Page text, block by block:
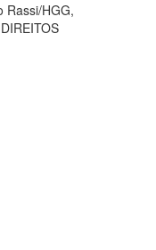
Rassi/HGG,